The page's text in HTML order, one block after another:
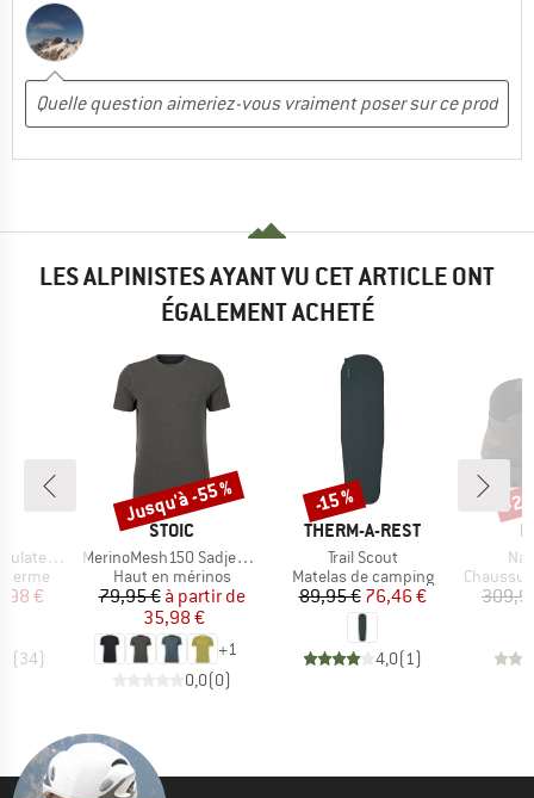
LES ALPINISTES AYANT VU CET ARTICLE ONT
ÉGALEMENT ACHETÉ
Bottle 1L
réduit
€
(34)
MARQUE
STOIC
Article
MerinoMesh150 SadjemSt. T-Shirt
Product group
Haut en mérinos
Prix
79,95 € Prix réduit
à partir de
35,98 €
+1
0,0(0)
Remise
Jusqu'à -55 %
MARQUE
THERM-A-REST
Article
Trail Scout
Product group
Matelas de camping
Prix
89,95 €Prix réduit
76,46 €
4,0(1)
Remise
-15 %
Product
-